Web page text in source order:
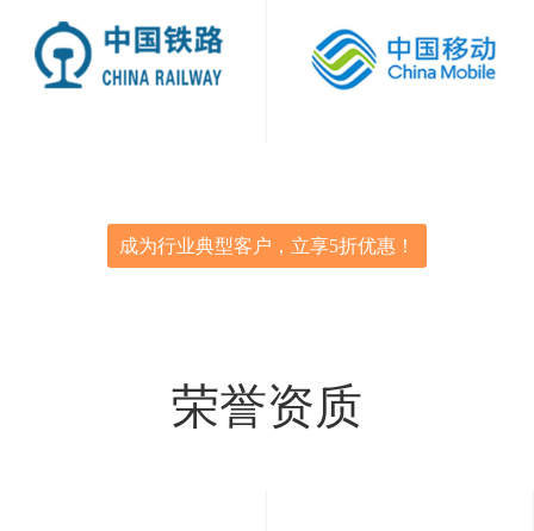
成为行业典型客户，立享5折优惠！
荣誉资质